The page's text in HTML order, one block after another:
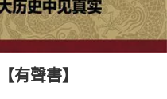
有聲書】